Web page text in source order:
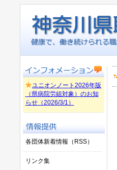
ユニオンノート2026年版
（県病院労組対象）のお知
らせ（2026/3/1）
各団体新着情報（RSS）
リンク集